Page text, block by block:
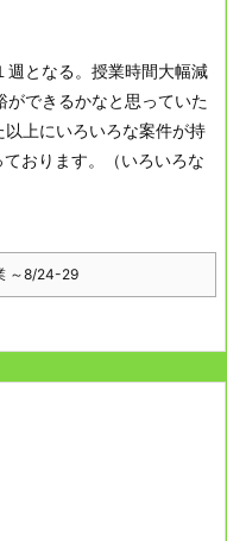
となる。 授業時間大幅減
ができるかなと思っていた
以上にいろいろな案件が持
おります。
（いろいろな
～8/24-29